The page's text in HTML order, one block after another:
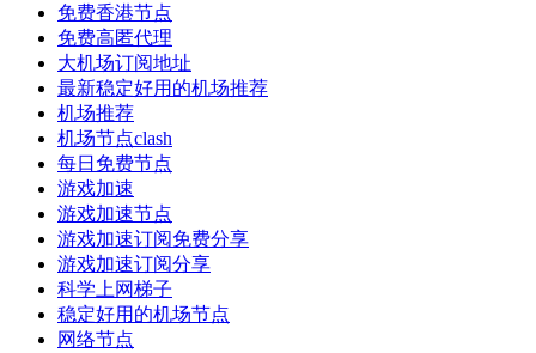
免费香港节点
免费高匿代理
大机场订阅地址
最新稳定好用的机场推荐
机场推荐
机场节点clash
每日免费节点
游戏加速
游戏加速节点
游戏加速订阅免费分享
游戏加速订阅分享
科学上网梯子
稳定好用的机场节点
网络节点